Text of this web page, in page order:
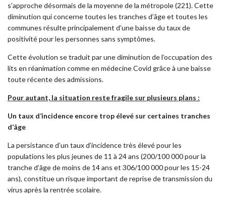
s’approche désormais de la moyenne de la métropole (221). Cette
diminution qui concerne toutes les tranches d’âge et toutes les
communes résulte principalement d’une baisse du taux de
positivité pour les personnes sans symptômes.
Cette évolution se traduit par une diminution de l’occupation des
lits en réanimation comme en médecine Covid grâce à une baisse
toute récente des admissions.
Pour autant, la situation reste fragile sur plusieurs plans :
Un taux d’incidence encore trop élevé sur certaines tranches
d’âge
La persistance d’un taux d’incidence très élevé pour les
populations les plus jeunes de 11 à 24 ans (200/100 000 pour la
tranche d’âge de moins de 14 ans et 306/100 000 pour les 15-24
ans), constitue un risque important de reprise de transmission du
virus après la rentrée scolaire.